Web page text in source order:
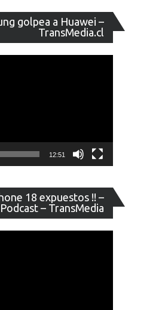
golpea a Huawei –
TransMedia.cl
de
vídeo
12:51
18 expuestos !! –
– TransMedia
de
vídeo